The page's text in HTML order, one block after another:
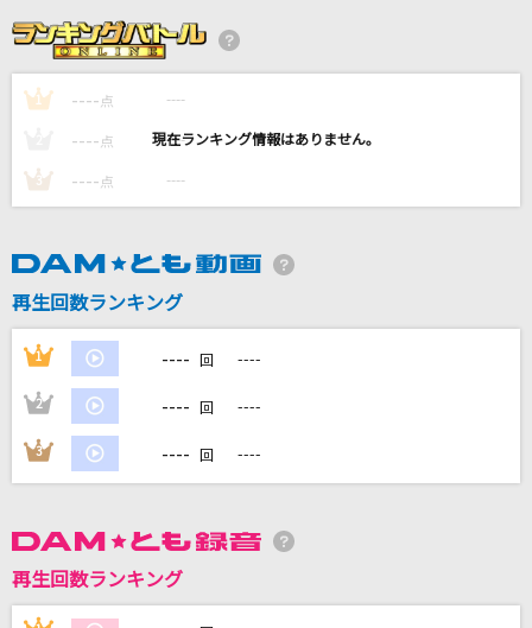
幾億光年
恋におちて-Fall in Love-
Bunny Girl
AKASAKI
DAMの新曲・ランキングなど
カラオケ最新情報をチェック！
1 ---- 点 ----
---- 点 ----
3 ---- 点 ----
再生回数ランキング
1 ---- 回 ----
2 ---- 回 ----
3 ---- 回 ----
再生回数ランキング